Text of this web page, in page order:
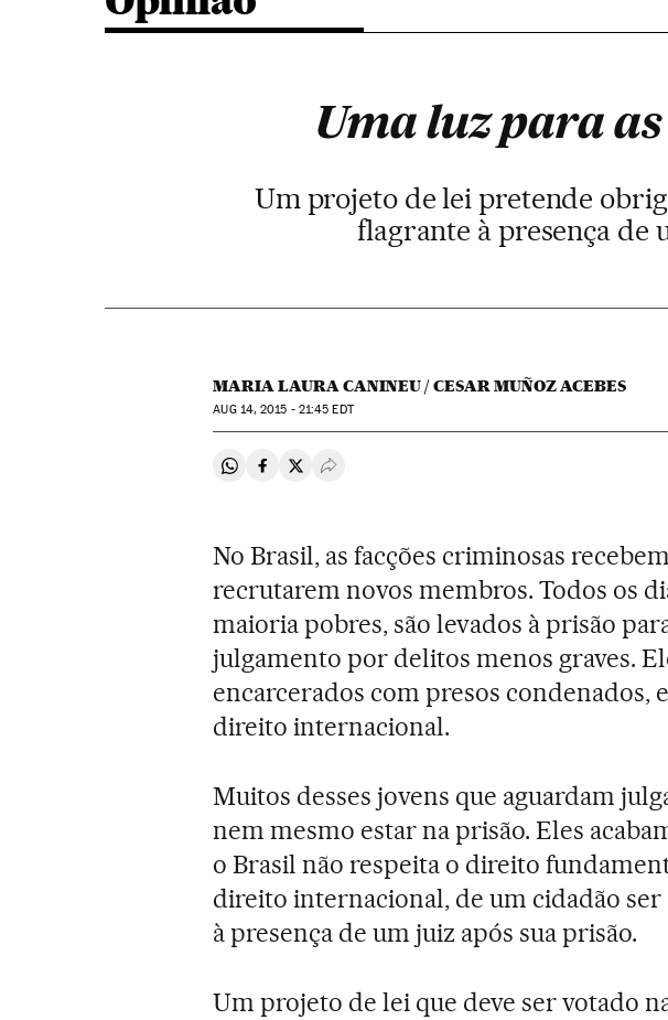
Uma luz para
Um projeto de lei pretende
flagrante à presença de
MARIA LAURA CANINEU / CESAR MUÑOZ ACEBES
AUG14, 2015 - 21:45 EDT
Compartir en Whatsapp
Compartir en Facebook
Compartir en Twitter
Desplegar Redes Sociales
No Brasil, as facções criminosas
recrutarem novos membros. Todos os
maioria pobres, são levados à prisão
julgamento por delitos menos graves.
encarcerados com presos condenados,
direito internacional.
Muitos desses jovens que aguardam
nem mesmo estar na prisão. Eles
o Brasil não respeita o direito
direito internacional, de um cidadão
à presença de um juiz após sua prisão.
Um projeto de lei que deve ser votado